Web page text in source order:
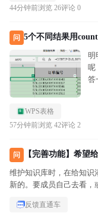
44分钟前浏览 26评论 0
问 5个不同结果用
明
呢
答
WPS表格
57分钟前浏览 42评论 2
问 【完善功能】希望
维护知识库时，在给知识
新的。要成员自己去看
还希望有自动的日志功
反馈直通车